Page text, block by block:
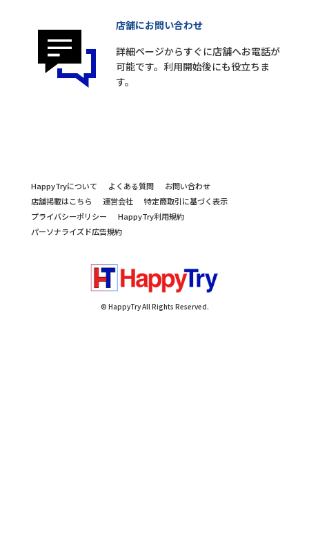
店舗にお問い合わせ
詳細ページからすぐに店舗へお電話が
可能です。利用開始後にも役立ちま
す。
HappyTryについて よくある質問
お問い合わせ
店舗掲載はこちら
運営会社
特定商取引に基づく表示
プライバシーポリシー
HappyTry利用規約
パーソナライズド広告規約
© HappyTry All Rights Reserved.